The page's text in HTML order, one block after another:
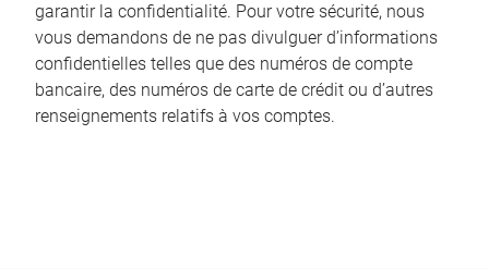
garantir la confidentialité. Pour votre sécurité, nous
vous demandons de ne pas divulguer d’informations
confidentielles telles que des numéros de compte
bancaire, des numéros de carte de crédit ou d’autres
renseignements relatifs à vos comptes.